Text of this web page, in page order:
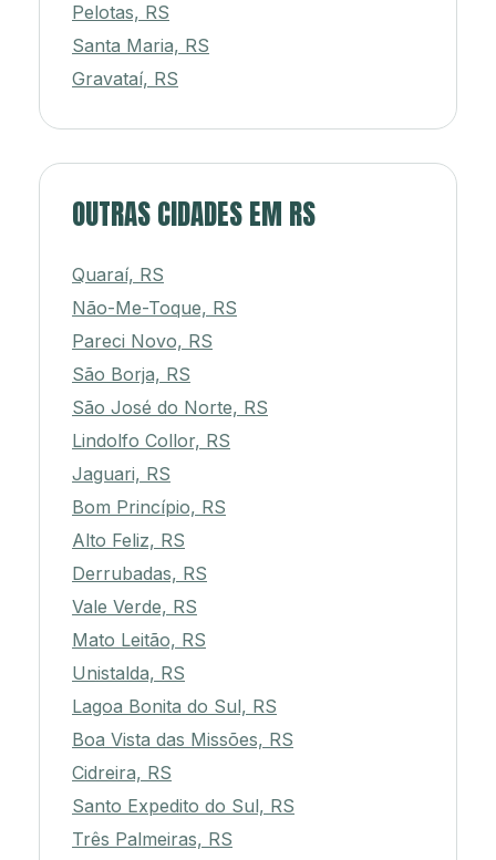
Pelotas, RS
Santa Maria, RS
Gravataí, RS
OUTRAS CIDADES EM RS
Quaraí, RS
Não-Me-Toque, RS
Pareci Novo, RS
São Borja, RS
São José do Norte, RS
Lindolfo Collor, RS
Jaguari, RS
Bom Princípio, RS
Alto Feliz, RS
Derrubadas, RS
Vale Verde, RS
Mato Leitão, RS
Unistalda, RS
Lagoa Bonita do Sul, RS
Boa Vista das Missões, RS
Cidreira, RS
Santo Expedito do Sul, RS
Três Palmeiras, RS